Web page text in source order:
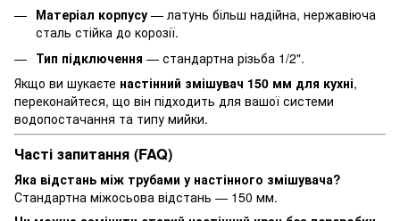
Матеріал корпусу — латунь більш надійна, нержавіюча
сталь стійка до корозії.
Тип підключення — стандартна різьба 1/2".
Якщо ви шукаєте настінний змішувач 150 мм для кухні,
переконайтеся, що він підходить для вашої системи
водопостачання та типу мийки.
Часті запитання (FAQ)
Яка відстань між трубами у настінного змішувача?
Стандартна міжосьова відстань — 150 мм.